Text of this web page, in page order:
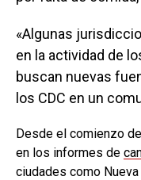
«Algunas
en la actividad de
buscan nuevas
los CDC en un
Desde el comienzo
en los informes de
ciudades como